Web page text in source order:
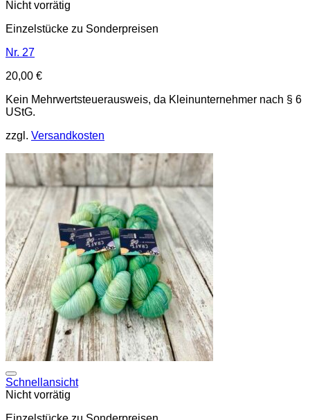
Nicht vorrätig
Einzelstücke zu Sonderpreisen
Nr. 27
20,00 €
Kein Mehrwertsteuerausweis, da Kleinunternehmer nach § 6
UStG.
zzgl. Versandkosten
Schnellansicht
Nicht vorrätig